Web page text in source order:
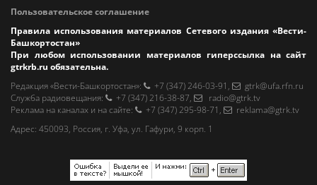
Пользовательское соглашение
Правила использования материалов Сетевого издания «Вести-
Башкортостан»
При любом использовании материалов гиперссылка на сайт
gtrkrb.ru обязательна.
Редакция «Вести-Башкортостан»: +7 (347) 246-03-91 ,
gtrk@ufa.rfn.ru
Cлужба радиовещания: +7 (347) 216-38-87,
radio@gtrk.tv
Реклама на каналах и на сайте: +7 (347) 295-98-71 ,
reklama@gtrk.tv
Адрес: 450093, Россия, г. Уфа, ул. Гафури, 9 корп. 1